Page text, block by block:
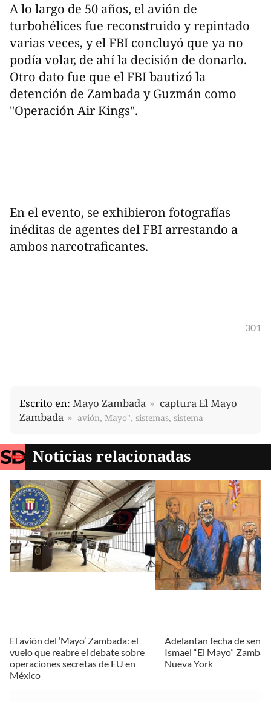
A lo largo de 50 años, el avión de
turbohélices fue reconstruido y repintado
varias veces, y el FBI concluyó que ya no
podía volar, de ahí la decisión de donarlo.
Otro dato fue que el FBI bautizó la
detención de Zambada y Guzmán como
"Operación Air Kings".
En el evento, se exhibieron fotografías
inéditas de agentes del FBI arrestando a
ambos narcotraficantes.
301
Escrito en: Mayo Zambada
captura El Mayo
Zambada
avión, Mayo", sistemas, sistema
Noticias relacionadas
El avión del ‘Mayo’ Zambada: el
vuelo que reabre el debate sobre
operaciones secretas de EU en
México
Adelantan fecha de
Ismael “El Mayo”
Nueva York